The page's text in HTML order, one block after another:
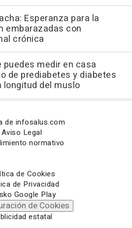
Esperanza para la
embarazadas con
crónica
puedes medir en casa
de prediabetes y diabetes
longitud del muslo
de infosalus.com
Aviso Legal
normativo
de Cookies
de Privacidad
Google Play
de Cookies
estatal